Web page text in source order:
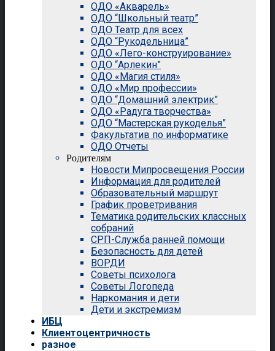
ОДО «Акварель»
ОДО “Школьный театр”
ОДО Театр для всех
ОДО “Рукодельница”
ОДО «Лего-конструирование»
ОДО “Арлекин”
ОДО «Магия стиля»
ОДО «Мир профессии»
ОДО “Домашний электрик”
ОДО «Радуга творчества»
ОДО “Мастерская рукоделья”
Факультатив по информатике
ОДО Отчеты
Родителям
Новости Мипросвещения России
Информация для родителей
Образовательный маршрут
График проветривания
Тематика родительских классных
собраний
СРП-Служба ранней помощи
Безопасность для детей
ВОРДИ
Советы психолога
Советы Логопеда
Наркомания и дети
Дети и экстремизм
ИБЦ
Клиентоцентричность
разное